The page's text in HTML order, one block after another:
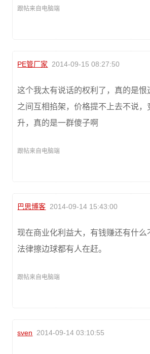
跟帖来自电脑端
PE管厂家 2014-09-15 08:27:50
这个我太有说话的权利了，真的是恨
之间互相掐架，价格提不上去不说，
升，真的是一群傻子啊
跟帖来自电脑端
巴思博客 2014-09-14 15:43:00
现在商业化利益大，有钱赚还有什么
法律擦边球都有人在赶。
跟帖来自电脑端
sven 2014-09-14 03:10:55